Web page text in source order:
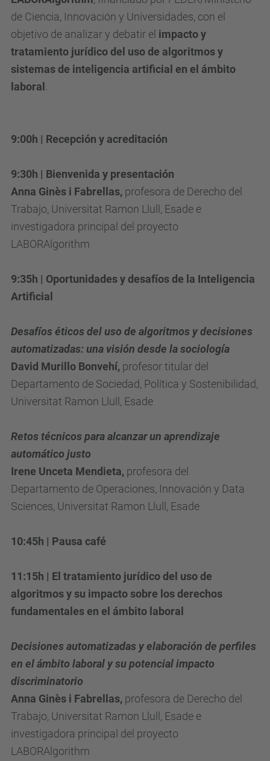
s
d
e
v
e
m
n
t
s
/
j
r
n
d
a
-
a
l
o
r
i
t
m
s
i
n
t
l
i
g
e
n
c
i
de Ciencia, Innovación y Universidades, con el
objetivo de analizar y debatir el impacto y
tratamiento jurídico del uso de algoritmos y
sistemas de inteligencia artificial en el ámbito
laboral
9:00h | Recepción y acreditación
9:30h | Bienvenida y presentación
Anna Ginès i Fabrellas, profesora de Derecho del
Trabajo, Universitat Ramon Llull, Esade e
investigadora principal del proyecto
LABORAlgorithm
9:35h | Oportunidades y desafíos de la Inteligencia
Artificial
Desafíos éticos del uso de algoritmos y decisiones
automatizadas: una visión desde la sociología
David Murillo Bonvehí, profesor titular del
Departamento de Sociedad, Política y Sostenibilidad,
Universitat Ramon Llull, Esade
Retos técnicos para alcanzar un aprendizaje
automático justo
Irene Unceta Mendieta, profesora del
Departamento de Operaciones, Innovación y Data
Sciences, Universitat Ramon Llull, Esade
10:45h | Pausa café
11:15h | El tratamiento jurídico del uso de
algoritmos y su impacto sobre los derechos
fundamentales en el ámbito laboral
Decisiones automatizadas y elaboración de perfiles
en el ámbito laboral y su potencial impacto
discriminatorio
Anna Ginès i Fabrellas, profesora de Derecho del
Trabajo, Universitat Ramon Llull, Esade e
investigadora principal del proyecto
LABORAlgorithm